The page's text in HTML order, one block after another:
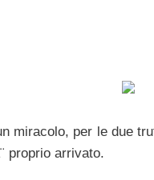
miracolo, per le due
proprio arrivato.